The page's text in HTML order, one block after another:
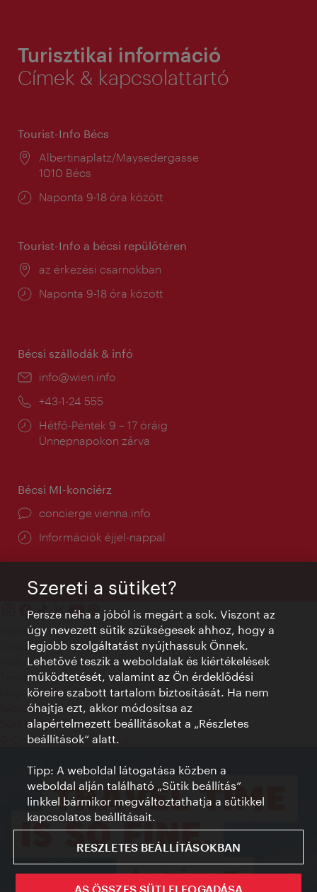
Turisztikai információ
Címek & kapcsolattartó
Tourist-Info Bécs
Helyszín:
Albertinaplatz/Maysedergasse
1010 Bécs
Nyitva
Naponta 9-18 óra között
Tourist-Info a bécsi repülőtéren
Helyszín:
az érkezési csarnokban
Nyitva
Naponta 9-18 óra között
Bécsi szállodák & infó
E-
info@wien.info
Telefon:
+43-1-24 555
Nyitva
tartás:
Hétfő-Péntek 9 – 17 óráig
Ünnepnapokon zárva
Bécsi MI-konciérz
concierge.vienna.info
Információk éjjel-nappal
Kapcsolat
Credits
Adatvédelmi nyilatkozat
Terms of Use
Megközelíthetőség
Sajtókapcsolat
Sütik beállítása
© Copyright WienTourismus
Szereti a sütiket?
Persze néha a jóból is megárt a sok. Viszont az
úgy nevezett sütik szükségesek ahhoz, hogy a
legjobb szolgáltatást nyújthassuk Önnek.
Lehetővé teszik a weboldalak és kiértékelések
működtetését, valamint az Ön érdeklődési
köreire szabott tartalom biztosítását. Ha nem
óhajtja ezt, akkor módosítsa az
alapértelmezett beállításokat a „Részletes
beállítások“ alatt.
Tipp: A weboldal látogatása közben a
weboldal alján található „Sütik beállítás”
linkkel bármikor megváltoztathatja a sütikkel
kapcsolatos beállításait.
RESZLETES BEÁLLÍTÁSOKBAN
AS ÖSSZES SÜTI ELFOGADÁSA